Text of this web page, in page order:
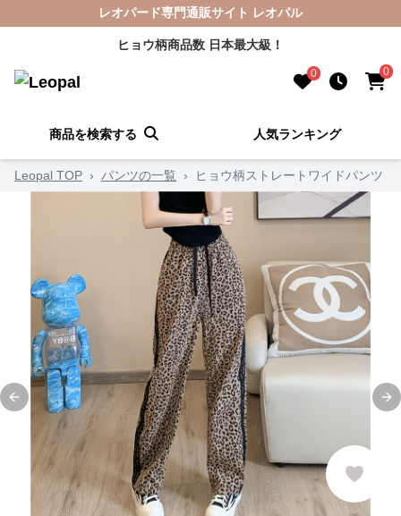
レオパード専門通販サイト レオパル
ヒョウ柄商品数 日本最大級！
0 0
商品を検索する 人気ランキング
Leopal TOP › パンツの一覧 › ヒョウ柄ストレートワイドパンツ
Previous slide